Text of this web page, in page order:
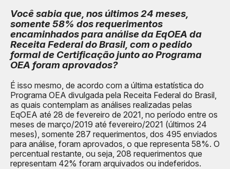
Você sabia que, nos últimos 24 meses,
somente 58% dos requerimentos
encaminhados para análise da EqOEA da
Receita Federal do Brasil, com o pedido
formal de Certificação junto ao Programa
OEA foram aprovados?
É isso mesmo, de acordo com a última estatística do
Programa OEA divulgada pela Receita Federal do Brasil,
as quais contemplam as análises realizadas pelas
EqOEA até 28 de fevereiro de 2021, no período entre os
meses de março/2019 até fevereiro/2021 (últimos 24
meses), somente 287 requerimentos, dos 495 enviados
para análise, foram aprovados, o que representa 58%. O
percentual restante, ou seja, 208 requerimentos que
representam 42% foram arquivados ou indeferidos.